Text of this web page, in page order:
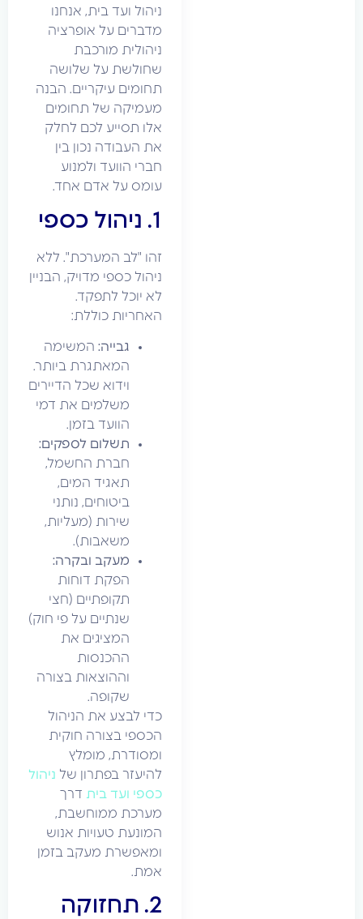
ניהול ועד בית, אנחנו
מדברים על אופרציה
ניהולית מורכבת
שחולשת על שלושה
תחומים עיקריים. הבנה
מעמיקה של תחומים
אלו תסייע לכם לחלק
את העבודה נכון בין
חברי הוועד ולמנוע
עומס על אדם אחד.
זהו "לב המערכת". ללא
ניהול כספי מדויק, הבניין
לא יוכל לתפקד.
האחריות כוללת:
המשימה
המאתגרת ביותר.
וידוא שכל הדיירים
משלמים את דמי
תשלום לספקים:
חברת החשמל,
תאגיד המים,
ביטוחים, נותני
שירות (מעליות,
מעקב ובקרה:
הפקת דוחות
תקופתיים (חצי
שנתיים על פי חוק)
המציגים את
וההוצאות בצורה
כדי לבצע את הניהול
הכספי בצורה חוקית
ומסודרת, מומלץ
להיעזר בפתרון של ניהול
כספי ועד ביתדרך
מערכת ממוחשבת,
המונעת טעויות אנוש
ומאפשרת מעקב בזמן
2. תחזוקה